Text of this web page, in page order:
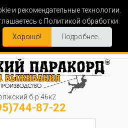
и рекомендательные технологии.
с Политикой обработки
Хорошо! Подробнее...
б-р 46к2
87-22